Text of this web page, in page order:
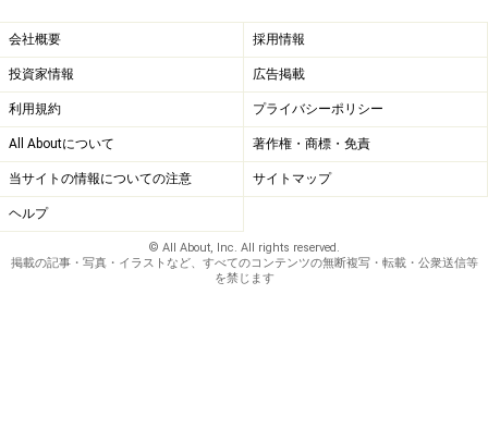
会社概要 採用情報
投資家情報 広告掲載
利用規約 プライバシーポリシー
All Aboutについて 著作権・商標・免責
当サイトの情報についての注意 サイトマップ
ヘルプ
© All About, Inc. All rights reserved.
掲載の記事・写真・イラストなど、すべてのコンテンツの無断複写・転載・公衆送信等
を禁じます